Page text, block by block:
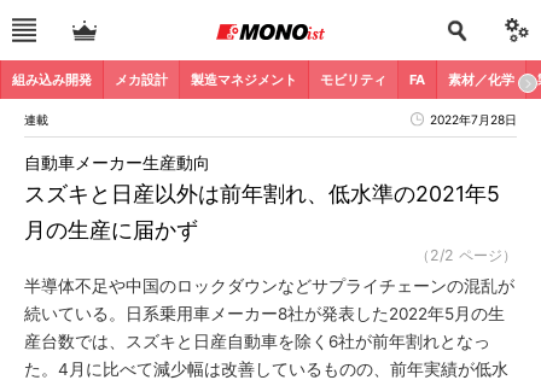
組み込み開発 メカ設計 製造マネジメント モビリティ FA 素材／化学
連載 2022年7月28日
スズキと日産以外は前年割れ、低水準の2021年5
月の生産に届かず
自動車メーカー生産動向
（2/2 ページ）
半導体不足や中国のロックダウンなどサプライチェーンの混乱が
続いている。日系乗用車メーカー8社が発表した2022年5月の生
産台数では、スズキと日産自動車を除く6社が前年割れとなっ
た。4月に比べて減少幅は改善しているものの、前年実績が低水